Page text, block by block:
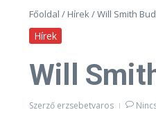
Főoldal / Hírek/Will Smith
Hírek
Will
Szerző erzsebetvaros